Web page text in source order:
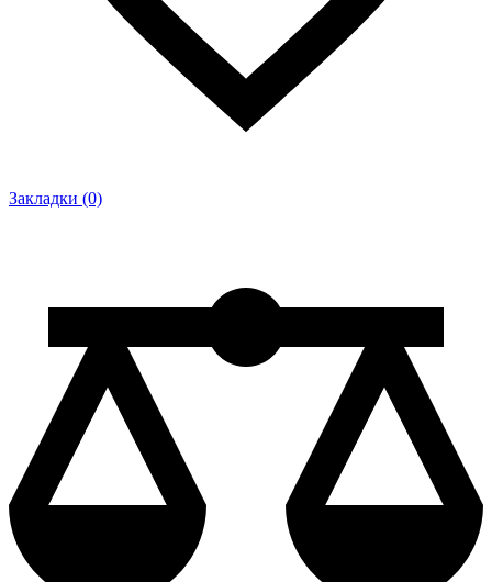
Закладки (0)